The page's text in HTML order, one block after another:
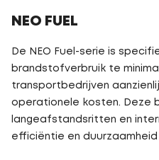
NEO FUEL
​​​​​​De NEO Fuel-serie is
brandstofverbruik te
transportbedrijven
operationele kosten. Deze
langeafstandsritten en
efficiëntie en duurzaamheid